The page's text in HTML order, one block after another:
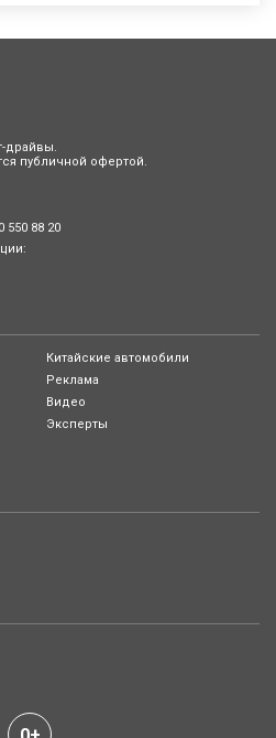
драйвы.
публичной офертой.
550 88 20
Китайские автомобили
Реклама
Видео
Эксперты